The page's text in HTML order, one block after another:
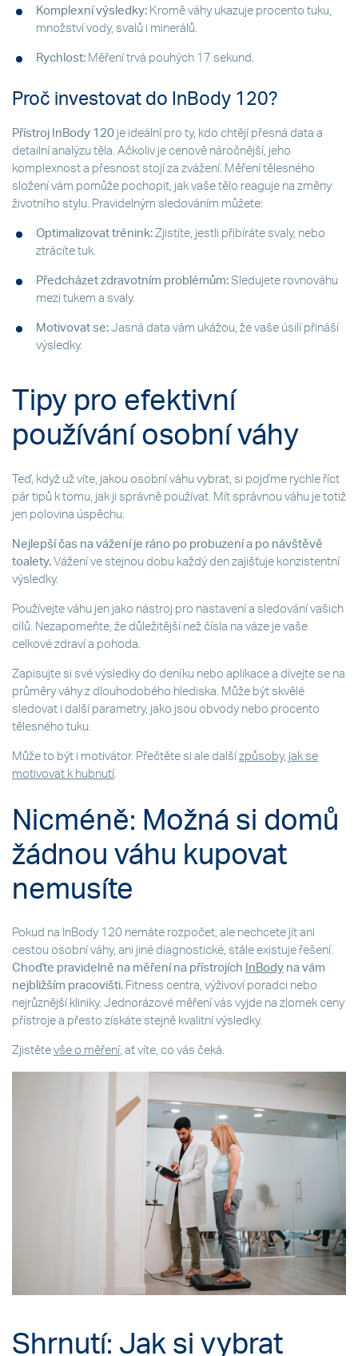
Komplexní výsledky: Kromě váhy ukazuje procento tuku,
množství vody, svalů i minerálů.
Rychlost: Měření trvá pouhých 17 sekund.
Proč investovat do InBody 120?
Přístroj InBody 120 je ideální pro ty, kdo chtějí přesná data a
detailní analýzu těla. Ačkoliv je cenově náročnější, jeho
komplexnost a přesnost stojí za zvážení. Měření tělesného
složení vám pomůže pochopit, jak vaše tělo reaguje na změny
životního stylu. Pravidelným sledováním můžete:
Optimalizovat trénink: Zjistíte, jestli přibíráte svaly, nebo
ztrácíte tuk.
Předcházet zdravotním problémům: Sledujete rovnováhu
mezi tukem a svaly.
Motivovat se: Jasná data vám ukážou, že vaše úsilí přináší
výsledky.
Tipy pro efektivní
používání osobní váhy
Teď, když už víte, jakou osobní váhu vybrat, si pojďme rychle říct
pár tipů k tomu, jak ji správně používat. Mít správnou váhu je totiž
jen polovina úspěchu.
Nejlepší čas na vážení je ráno po probuzení a po návštěvě
toalety. Vážení ve stejnou dobu každý den zajišťuje konzistentní
výsledky.
Používejte váhu jen jako nástroj pro nastavení a sledování vašich
cílů. Nezapomeňte, že důležitější než čísla na váze je vaše
celkové zdraví a pohoda.
Zapisujte si své výsledky do deníku nebo aplikace a dívejte se na
průměry váhy z dlouhodobého hlediska. Může být skvělé
sledovat i další parametry, jako jsou obvody nebo procento
tělesného tuku.
Může to být i motivátor. Přečtěte si ale další způsoby, jak se
motivovat k hubnutí
Nicméně: Možná si domů
žádnou váhu kupovat
nemusíte
Pokud na InBody 120 nemáte rozpočet, ale nechcete jít ani
cestou osobní váhy, ani jiné diagnostické, stále existuje řešení.
Choďte pravidelně na měření na přístrojích InBody na vám
nejbližším pracovišti. Fitness centra, výživoví poradci nebo
nejrůznější kliniky. Jednorázové měření vás vyjde na zlomek ceny
přístroje a přesto získáte stejně kvalitní výsledky.
Zjistěte vše o měření, ať víte, co vás čeká.
Shrnutí: Jak si vybrat